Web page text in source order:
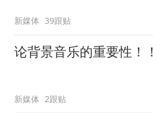
新媒体 39跟贴
论背景音乐的重要性！！
新媒体 2跟贴